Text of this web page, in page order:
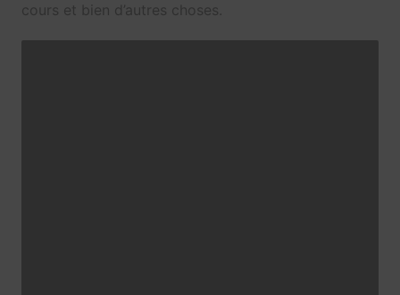
cours et bien d’autres choses.